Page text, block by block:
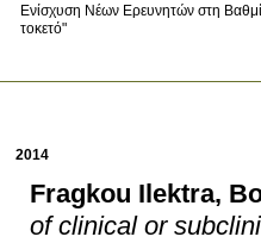
Ενίσχυση Νέων Ερευνητών στη
τοκετό"
2014
Fragkou Ilektra,
of clinical or